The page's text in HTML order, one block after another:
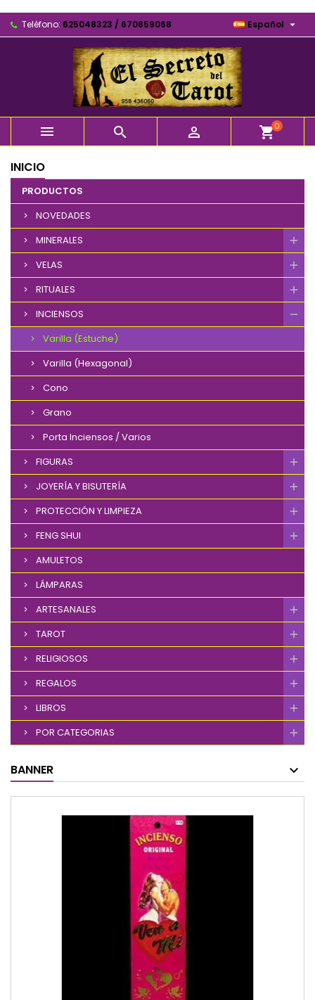
Teléfono: 625048323 / 670859068 Español 
   shopping_cart0
INICIO
PRODUCTOS
NOVEDADES
MINERALES
VELAS
RITUALES
INCIENSOS
Varilla (Estuche)
Varilla (Hexagonal)
Cono
Grano
Porta Inciensos / Varios
FIGURAS
JOYERÍA Y BISUTERÍA
PROTECCIÓN Y LIMPIEZA
FENG SHUI
AMULETOS
LÁMPARAS
ARTESANALES
TAROT
RELIGIOSOS
REGALOS
LIBROS
POR CATEGORIAS
BANNER